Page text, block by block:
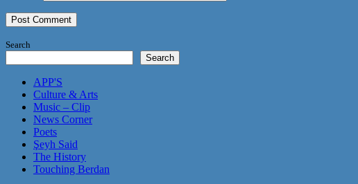
Search
Search
APP'S
Culture & Arts
Music – Clip
News Corner
Poets
Şeyh Said
The History
Touching Berdan